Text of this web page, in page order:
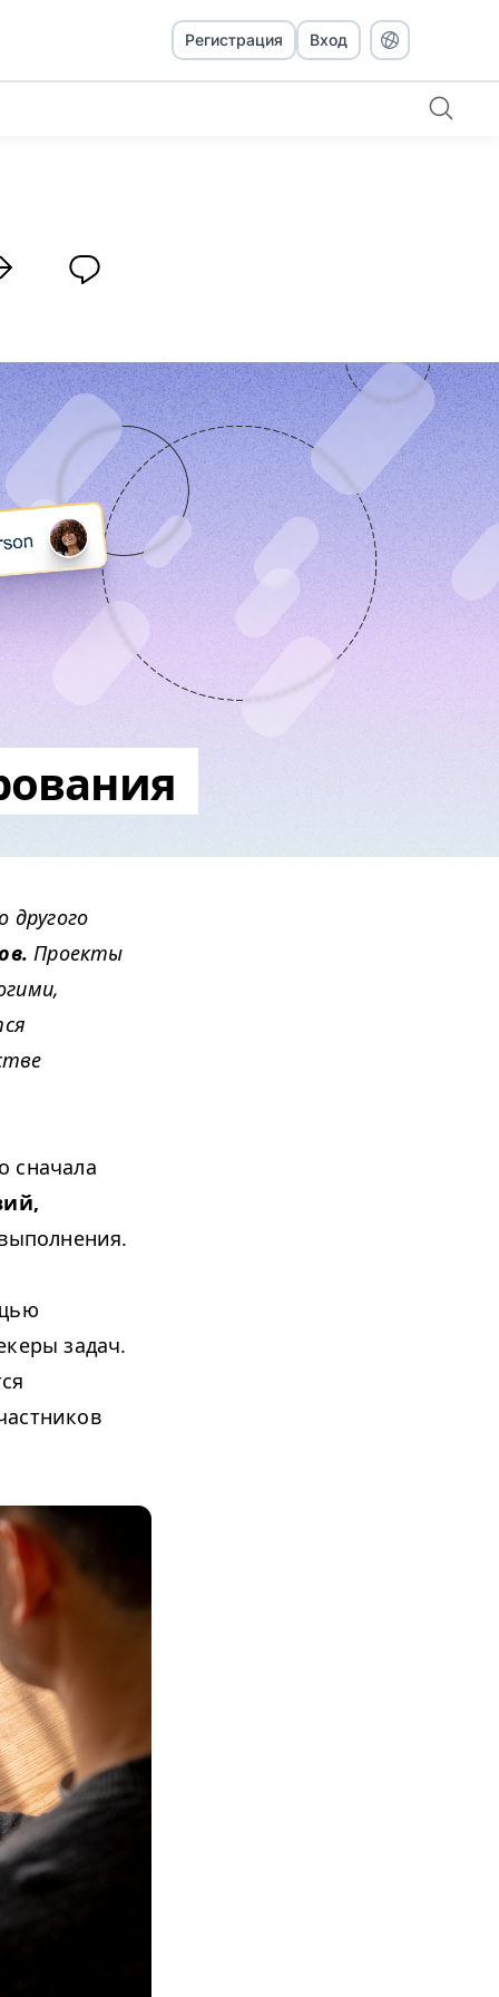
Регистрация Вход
другого
Проекты
сначала
задач.